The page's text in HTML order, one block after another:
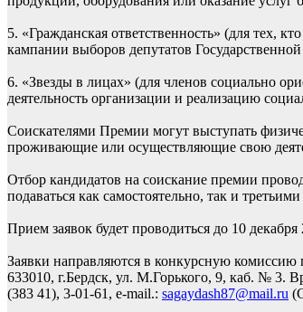
5. «Гражданская ответственность» (для тех,
кампании выборов депутатов
6. «Звезды в лицах» (для членов социально
деятельность организации и реализацию
Соискателями Премии могут выступать
проживающие или осуществляющие свою
Отбор кандидатов на соискание премии
подаваться как самостоятельно, так и
Прием заявок будет проводиться до 10 декабря
Заявки направляются в конкурсную комиссию
633010, г.Бердск, ул. М.Горького, 9, каб. № 3.
(383 41), 3-01-61, e-mail.: sagaydash87@mail.ru